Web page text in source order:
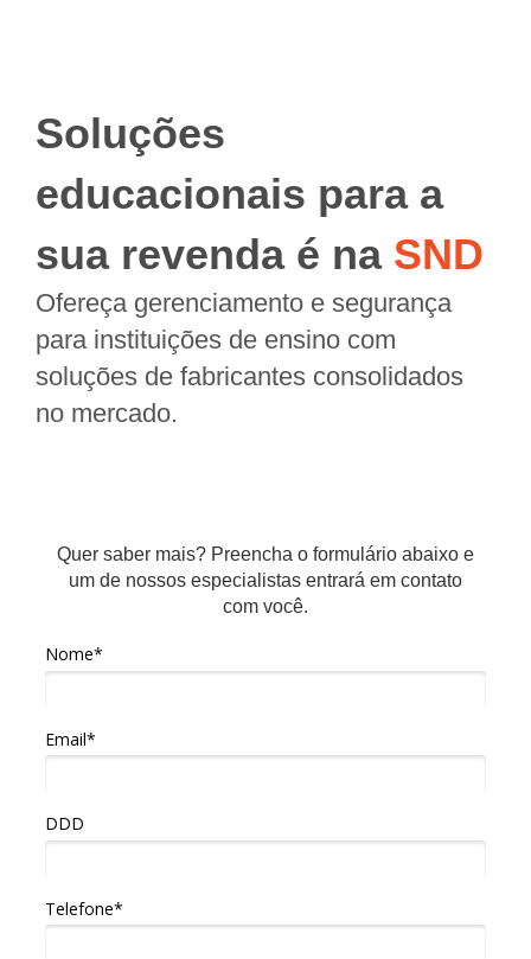
Soluções
educacionais para a
sua revenda é na SND
Ofereça gerenciamento e segurança
para instituições de ensino com
soluções de fabricantes consolidados
no mercado.
Quer saber mais? Preencha o formulário abaixo e
um de nossos especialistas entrará em contato
com você.
Nome*
Email*
DDD
Telefone*